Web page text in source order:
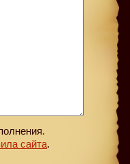
сайта.